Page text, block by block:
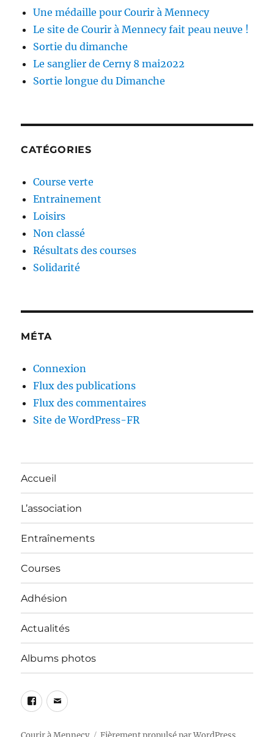
Une médaille pour Courir à Mennecy
Le site de Courir à Mennecy fait peau neuve !
Sortie du dimanche
Le sanglier de Cerny 8 mai2022
Sortie longue du Dimanche
CATÉGORIES
Course verte
Entrainement
Loisirs
Non classé
Résultats des courses
Solidarité
MÉTA
Connexion
Flux des publications
Flux des commentaires
Site de WordPress-FR
Accueil
L’association
Entraînements
Courses
Adhésion
Actualités
Albums photos
Facebook
E-